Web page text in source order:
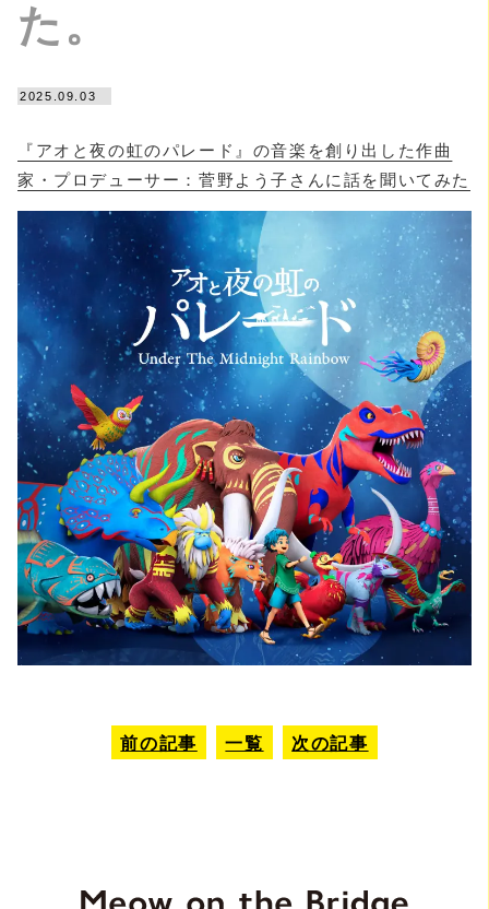
た。
2025.09.03
『アオと夜の虹のパレード』の音楽を創り出した作曲
家・プロデューサー：菅野よう子さんに話を聞いてみた
前の記事 一覧 次の記事